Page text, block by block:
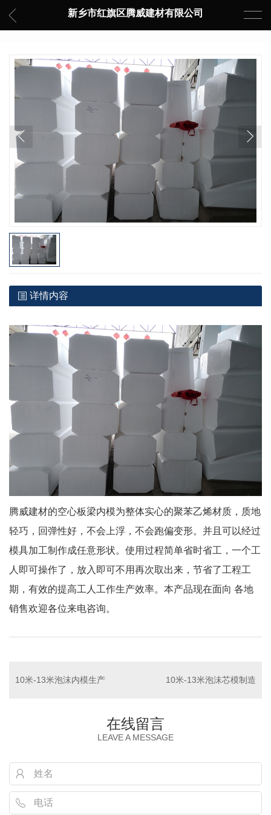
新乡市红旗区腾威建材有限公司
详情内容
腾威建材的空心板梁内模为整体实心的聚苯乙烯材质，质地
轻巧，回弹性好，不会上浮，不会跑偏变形。并且可以经过
模具加工制作成任意形状。使用过程简单省时省工，一个工
人即可操作了，放入即可不用再次取出来，节省了工程工
期，有效的提高工人工作生产效率。本产品现在面向 各地
销售欢迎各位来电咨询。
10米-13米泡沫内模生产 10米-13米泡沫芯模制造
在线留言
LEAVE A MESSAGE